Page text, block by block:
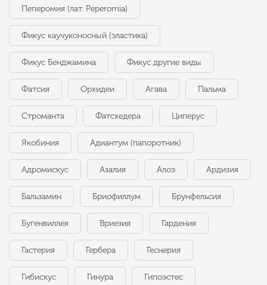
Пеперомия (лат. Peperomia)
Фикус каучуконосный (эластика)
Фикус Бенджамина Фикус другие виды
Фатсия Орхидеи Агава Пальма
Строманта Фатсхедера Циперус
Якобиния Адиантум (папоротник)
Адромискус Азалия Алоэ Ардизия
Бальзамин Бриофиллум Брунфельсия
Бугенвиллея Вриезия Гардения
Гастерия Гербера Геснерия
Гибискус Гинура Гипоэстес